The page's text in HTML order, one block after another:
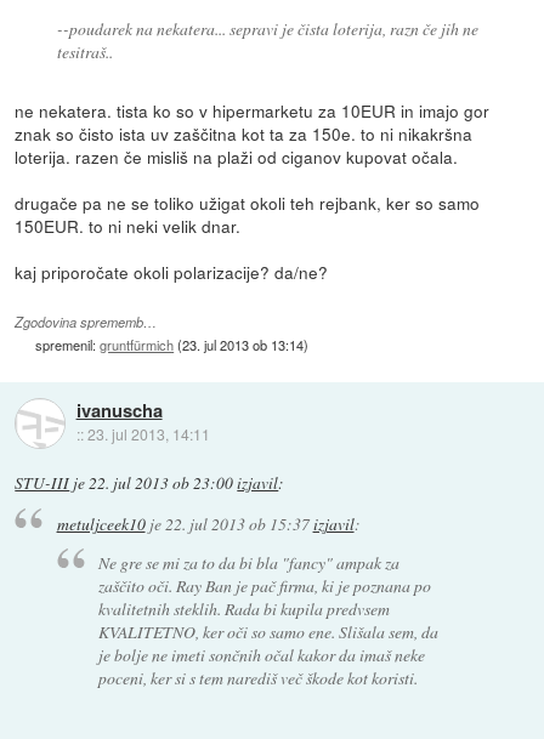
--poudarek na nekatera... sepravi je čista loterija, razn če jih ne
tesitraš..
ne nekatera. tista ko so v hipermarketu za 10EUR in imajo gor
znak so čisto ista uv zaščitna kot ta za 150e. to ni nikakršna
loterija. razen če misliš na plaži od ciganov kupovat očala.
drugače pa ne se toliko užigat okoli teh rejbank, ker so samo
150EUR. to ni neki velik dnar.
kaj priporočate okoli polarizacije? da/ne?
Zgodovina sprememb…
spremenil:gruntfürmich(23. jul 2013 ob 13:14)
ivanuscha
::23. jul 2013, 14:11
STU-III je22. jul 2013 ob 23:00izjavil:
metuljceek10je 22. jul 2013 ob 15:37izjavil:
Ne gre se mi za to da bi bla "fancy" ampak za
zaščito oči. Ray Ban je pač firma, ki je poznana po
kvalitetnih steklih. Rada bi kupila predvsem
KVALITETNO, ker oči so samo ene. Slišala sem, da
je bolje ne imeti sončnih očal kakor da imaš neke
poceni, ker si s tem narediš več škode kot koristi.